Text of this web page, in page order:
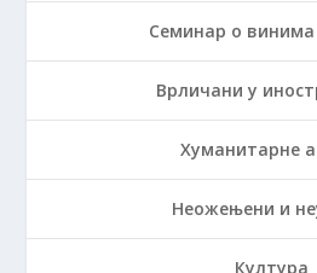
Семинар о винима
Врличани у
Хуманитарне
Неожењени и
Култура